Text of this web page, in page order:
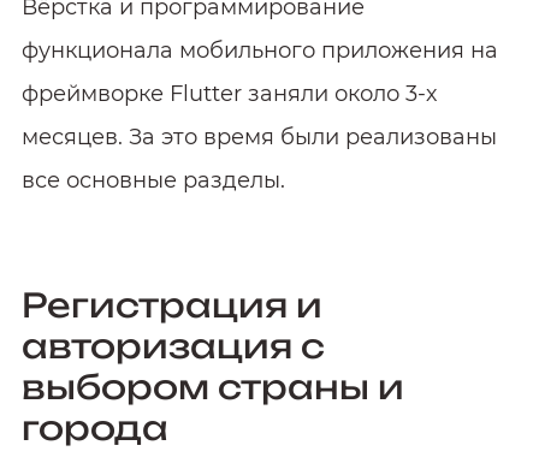
Вёрстка и программирование
функционала мобильного приложения на
фреймворке Flutter заняли около 3-х
месяцев. За это время были реализованы
все основные разделы.
Регистрация и
авторизация с
выбором страны и
города